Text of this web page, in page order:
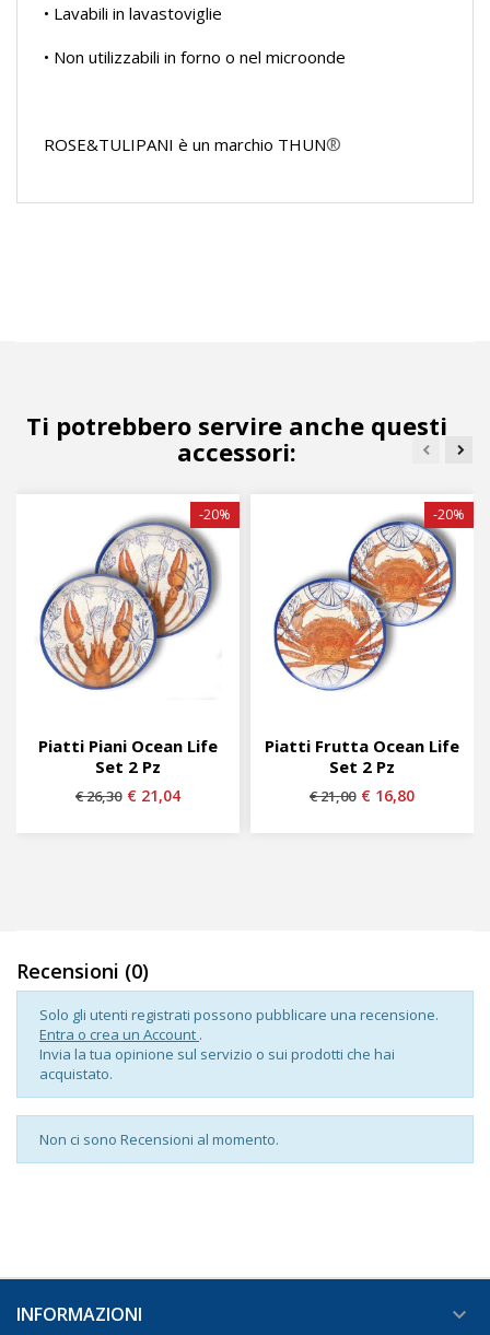
• Lavabili in lavastoviglie
• Non utilizzabili in forno o nel microonde
ROSE&TULIPANI è un marchio THUN®
Ti potrebbero servire anche questi
accessori:
Piatti Piani Ocean Life
Set 2 Pz
€ 26,30
-20%
€ 21,04
Piatti Frutta Ocean Life
Set 2 Pz
€ 21,00
-20%
€ 16,80
Recensioni (0)
Solo gli utenti registrati possono pubblicare una recensione.
Entra o crea un Account .
Invia la tua opinione sul servizio o sui prodotti che hai
acquistato.
Non ci sono Recensioni al momento.
INFORMAZIONI 